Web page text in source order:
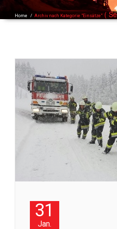
Home / Archiv nach Kategorie "Einsätze"(
31
Jan.